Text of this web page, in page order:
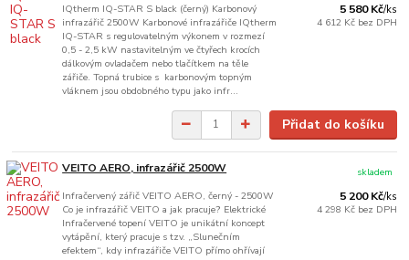
IQtherm IQ-STAR S black (černý) Karbonový
infrazářič 2500W Karbonové infrazářiče IQtherm
IQ-STAR s regulovatelným výkonem v rozmezí
0,5 - 2,5 kW nastavitelným ve čtyřech krocích
dálkovým ovladačem nebo tlačítkem na těle
zářiče. Topná trubice s karbonovým topným
vláknem jsou obdobného typu jako infr...
5 580 Kč/ks
4 612 Kč bez DPH
Přidat do košíku
VEITO AERO, infrazářič 2500W
Infračervený zářič VEITO AERO, černý - 2500W
Co je infrazářič VEITO a jak pracuje? Elektrické
Infračervené topení VEITO je unikátní koncept
vytápění, který pracuje s tzv. „Slunečním
efektem“, kdy infrazářiče VEITO přímo ohřívají
5 200 Kč/ks
4 298 Kč bez DPH
skladem